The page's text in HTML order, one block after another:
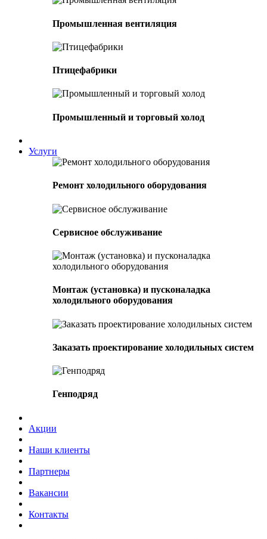
Промышленная вентиляция
Птицефабрики
Промышленный и торговый холод
Услуги
Ремонт холодильного оборудования
Сервисное обслуживание
Монтаж (установка) и пусконаладка
холодильного оборудования
Заказать проектирование холодильных систем
Генподряд
Акции
Наши клиенты
Партнеры
Вакансии
Контакты